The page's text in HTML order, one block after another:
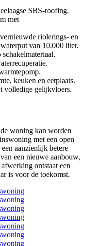
SBS-roofing.
met
riolerings- en
van 10.000 liter.
keuken en eetplaats.
volledige gelijkvloers.
woning kan worden
met een open
aanzienlijk betere
een nieuwe aanbouw,
ontstaat een
is voor de toekomst.